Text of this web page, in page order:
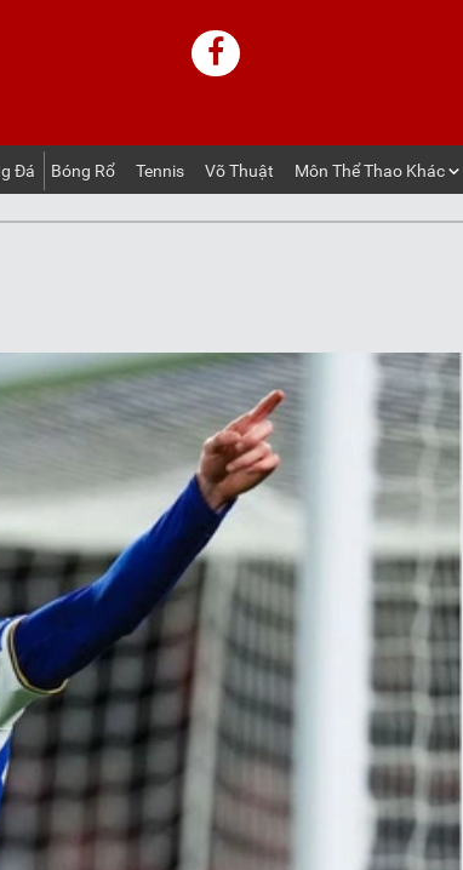
Ðá Bóng Rổ Tennis Võ Thuật
Môn Thể Thao Khác